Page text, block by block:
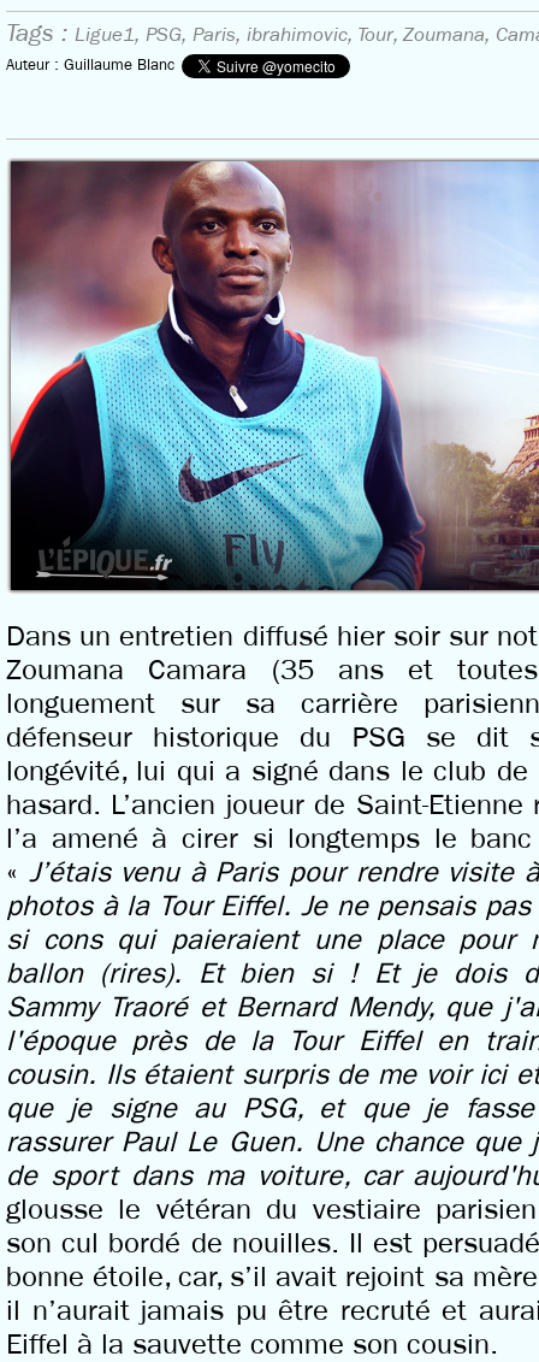
Tags : Ligue1, PSG, Paris, ibrahimovic, Tour,Zoumana,
Auteur : Guillaume Blanc
Dans un entretien diffusé hier soir sur
Zoumana Camara (35 ans et
longuement sur sa carrière
défenseur historique du PSG se dit
longévité, lui qui a signé dans le club
hasard. L’ancien joueur de Saint-
l’a amené à cirer si longtemps le
« J’étais venu à Paris pour rendre visite
photos à la Tour Eiffel. Je ne pensais
si cons qui paieraient une place pour
ballon (rires). Et bien si ! Et je dois
Sammy Traoré et Bernard Mendy, que
l'époque près de la Tour Eiffel en
cousin. Ils étaient surpris de me voir ici
que je signe au PSG, et que je
rassurer Paul Le Guen. Une chance
de sport dans ma voiture, car
glousse le vétéran du vestiaire
son cul bordé de nouilles. Il est
bonne étoile, car, s’il avait rejoint sa
il n’aurait jamais pu être recruté et
Eiffel à la sauvette comme son cousin.